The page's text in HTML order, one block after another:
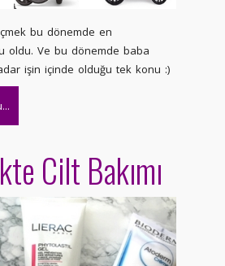
bu dönemde en
oldu. Ve bu dönemde baba
işin içinde olduğu tek konu :)
Cilt Bakımı